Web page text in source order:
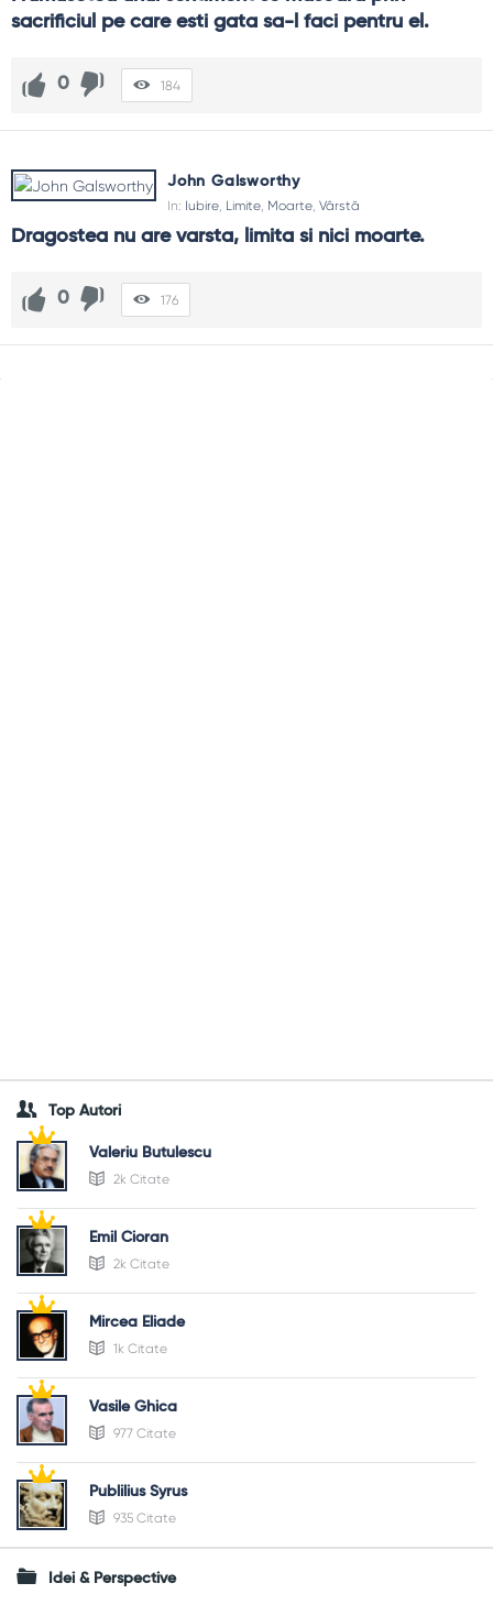
sacrificiul pe care esti gata sa-l faci pentru el.
0 184
John Galsworthy
In: Iubire, Limite, Moarte, Vârstă
Dragostea nu are varsta, limita si nici moarte.
0 176
Top Autori
Valeriu Butulescu
2k Citate
Emil Cioran
2k Citate
Mircea Eliade
1k Citate
Vasile Ghica
977 Citate
Publilius Syrus
935 Citate
Idei & Perspective